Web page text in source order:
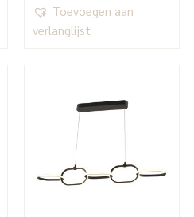
Toevoegen aan
verlanglijst